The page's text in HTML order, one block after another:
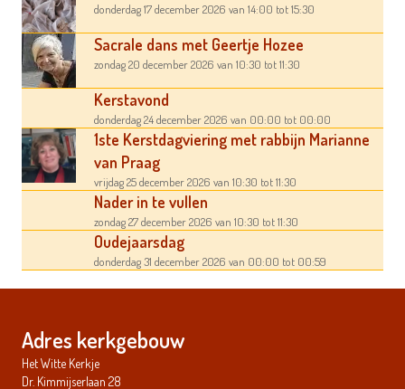
donderdag 17 december 2026 van 14:00 tot 15:30
Sacrale dans met Geertje Hozee
zondag 20 december 2026 van 10:30 tot 11:30
Kerstavond
donderdag 24 december 2026 van 00:00 tot 00:00
1ste Kerstdagviering met rabbijn Marianne
van Praag
vrijdag 25 december 2026 van 10:30 tot 11:30
Nader in te vullen
zondag 27 december 2026 van 10:30 tot 11:30
Oudejaarsdag
donderdag 31 december 2026 van 00:00 tot 00:59
Adres kerkgebouw
Het Witte Kerkje
Dr. Kimmijserlaan 28